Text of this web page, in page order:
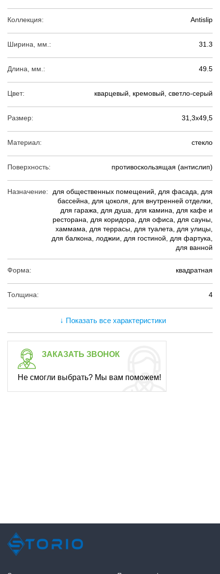
Коллекция: Antislip
Ширина, мм.: 31.3
Длина, мм.: 49.5
Цвет: кварцевый, кремовый, светло-серый
Размер: 31,3х49,5
Материал: стекло
Поверхность: противоскользящая (антислип)
Назначение:
для общественных помещений, для фасада, для
бассейна, для цоколя, для внутренней отделки,
для гаража, для душа, для камина, для кафе и
ресторана, для коридора, для офиса, для сауны,
хаммама, для террасы, для туалета, для улицы,
для балкона, лоджии, для гостиной, для фартука,
для ванной
Форма: квадратная
Толщина: 4
↓ Показать все характеристики
ЗАКАЗАТЬ ЗВОНОК
Не смогли выбрать? Мы вам поможем!